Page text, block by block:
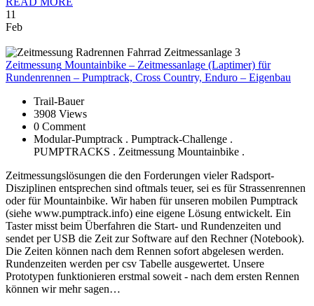
11
Feb
Zeitmessung Mountainbike – Zeitmessanlage (Laptimer) für
Rundenrennen – Pumptrack, Cross Country, Enduro – Eigenbau
Trail-Bauer
3908 Views
0 Comment
Modular-Pumptrack . Pumptrack-Challenge .
PUMPTRACKS . Zeitmessung Mountainbike .
Zeitmessungslösungen die den Forderungen vieler Radsport-
Disziplinen entsprechen sind oftmals teuer, sei es für Strassenrennen
oder für Mountainbike. Wir haben für unseren mobilen Pumptrack
(siehe www.pumptrack.info) eine eigene Lösung entwickelt. Ein
Taster misst beim Überfahren die Start- und Rundenzeiten und
sendet per USB die Zeit zur Software auf den Rechner (Notebook).
Die Zeiten können nach dem Rennen sofort abgelesen werden.
Rundenzeiten werden per csv Tabelle ausgewertet. Unsere
Prototypen funktionieren erstmal soweit - nach dem ersten Rennen
können wir mehr sagen…